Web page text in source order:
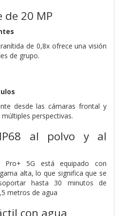
de 20 MP
de 0,8x ofrece una visión
de grupo.
desde las cámaras frontal y
perspectivas.
IP68 al polvo y al
5G está equipado con
alta, lo que significa que se
hasta 30 minutos de
metros de agua
con agua